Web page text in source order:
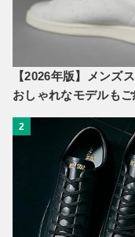
【2026年版】メンズ
おしゃれなモデルも
2